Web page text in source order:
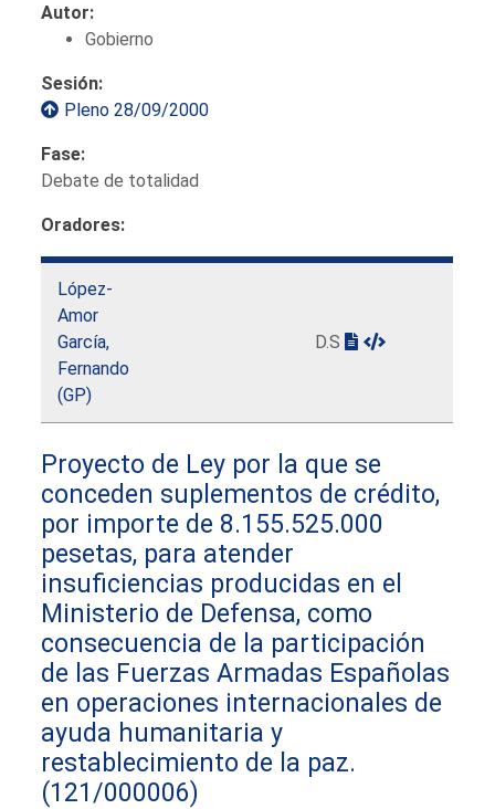
Autor:
Gobierno
Sesión:
Pleno 28/09/2000
Fase:
Debate de totalidad
Oradores:
López-
Amor
García,
Fernando
(GP)
D.S
Proyecto de Ley por la que se
conceden suplementos de crédito,
por importe de 8.155.525.000
pesetas, para atender
insuficiencias producidas en el
Ministerio de Defensa, como
consecuencia de la participación
de las Fuerzas Armadas Españolas
en operaciones internacionales de
ayuda humanitaria y
restablecimiento de la paz.
(121/000006)